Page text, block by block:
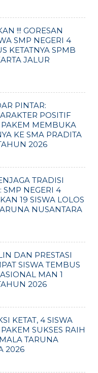
!!! GORESAN
SMP NEGERI 4
KETATNYA SPMB
JALUR
PINTAR:
POSITIF
MEMBUKA
KE SMA PRADITA
2026
TRADISI
SMP NEGERI 4
19 SISWA LOLOS
NUSANTARA
DAN PRESTASI
SISWA TEMBUS
MAN 1
2026
KETAT, 4 SISWA
SUKSES RAIH
TARUNA
2026